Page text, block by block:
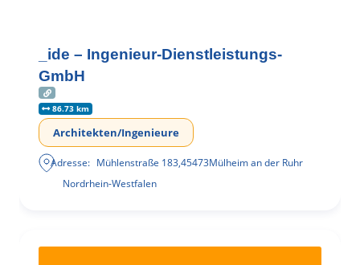
_ide – Ingenieur-Dienstleistungs-
GmbH
86.73 km
Architekten/Ingenieure
Adresse: Mühlenstraße 183,45473Mülheim an der Ruhr
Nordrhein-Westfalen